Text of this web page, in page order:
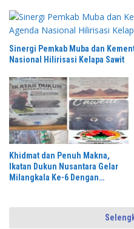
Sinergi Pemkab Muba dan
Nasional Hilirisasi Kelapa Sawit
Khidmat dan Penuh Makna,
Ikatan Dukun Nusantara Gelar
Milangkala Ke-6 Dengan